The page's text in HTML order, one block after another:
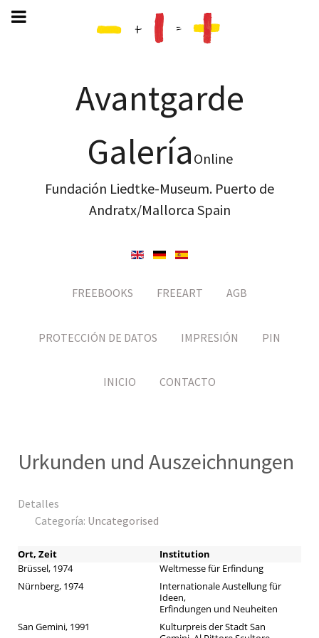
Avantgarde
Galería Online
Fundación Liedtke-Museum. Puerto de
Andratx/Mallorca Spain
FREEBOOKS FREEART AGB
PROTECCIÓN DE DATOS IMPRESIÓN PIN
INICIO CONTACTO
Urkunden und Auszeichnungen
Detalles
Categoría: Uncategorised
Ort, Zeit
Institution
Brüssel, 1974
Weltmesse für Erfindung
Nürnberg, 1974
Internationale Austellung für
Ideen,
Erfindungen und Neuheiten
San Gemini, 1991
Kulturpreis der Stadt San